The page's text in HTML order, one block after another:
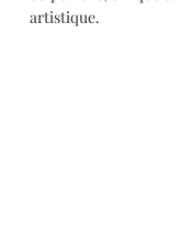
artistique.